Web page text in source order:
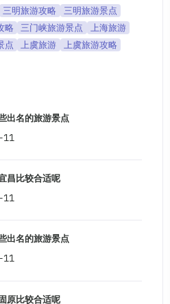
三明旅游攻略
三明旅游景点
略 三门峡旅游景点
上海旅游
点 上虞旅游 上虞旅游攻略
出名的旅游景点
11
昌比较合适呢
11
出名的旅游景点
11
原比较合适呢